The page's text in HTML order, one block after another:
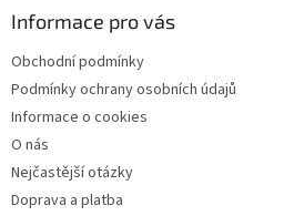
Informace pro vás
Obchodní podmínky
Podmínky ochrany osobních údajů
Informace o cookies
O nás
Nejčastější otázky
Doprava a platba